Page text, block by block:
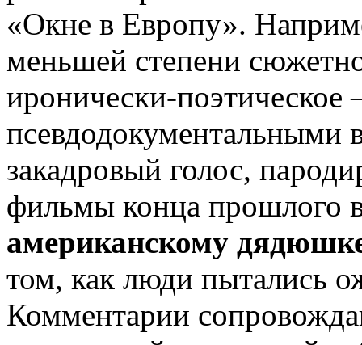
«Окне в Европу».
меньшей степени
иронически-
псевдодокументальными
закадровый голос,
фильмы конца прошлого
американскому
том, как люди пытались
Комментарии